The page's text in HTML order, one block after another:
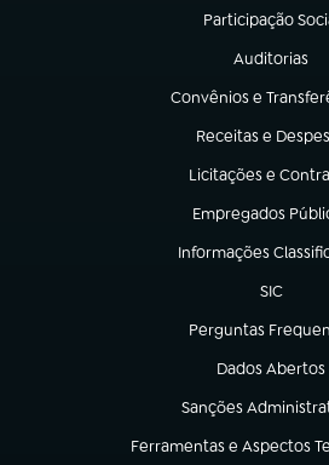
Participação
(abre em nova
Auditorias
(abre em
Convênios e
(abre em nova aba)
Receitas e
(abre em nova
Licitações e
(abre em nova aba)
Empregados
(abre em nova
Informações
(abre em nova aba)
SIC
(abre em
Perguntas
(abre em nova aba)
Dados Abertos
(abre em nova
Sanções
(abre em nova aba)
Ferramentas e Aspectos
(abre em nova aba)